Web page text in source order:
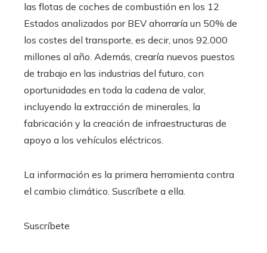
las flotas de coches de combustión en los 12
Estados analizados por BEV ahorraría un 50% de
los costes del transporte, es decir, unos 92.000
millones al año. Además, crearía nuevos puestos
de trabajo en las industrias del futuro, con
oportunidades en toda la cadena de valor,
incluyendo la extracción de minerales, la
fabricación y la creación de infraestructuras de
apoyo a los vehículos eléctricos.
La información es la primera herramienta contra
el cambio climático. Suscríbete a ella.
Suscríbete